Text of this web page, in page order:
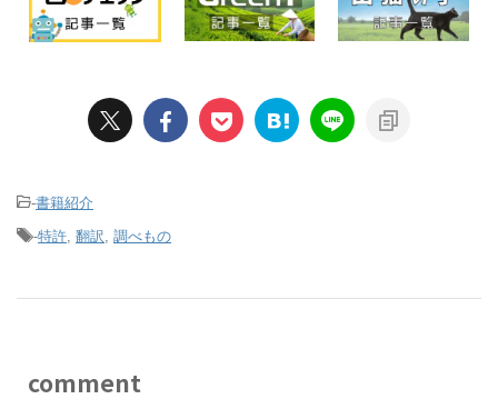
-書籍紹介
-特許 翻訳 調べもの
comment